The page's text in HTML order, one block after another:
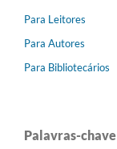
Para Leitores
Para Autores
Para Bibliotecários
Palavras-chave